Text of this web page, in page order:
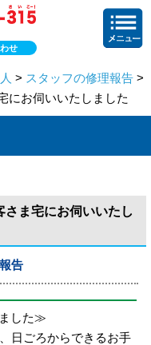
せ
> スタッフの修理報告 >
にお伺いいたしました
ま宅にお伺いいたし
告
した≫
日ごろからできるお手